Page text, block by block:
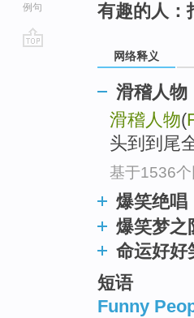
例句
有趣的人：
网络释义
滑稽人物
滑稽人物(
头到到尾
基于1536
爆笑绝唱
爆笑梦之
命运好好
短语
Funny